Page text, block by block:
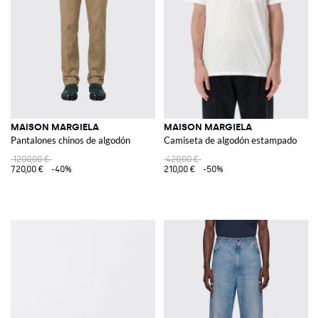
MAISON MARGIELA
Pantalones chinos de algodón
1200,00 €
720,00 €
-40%
MAISON MARGIELA
Camiseta de algodón estampado
420,00 €
210,00 €
-50%